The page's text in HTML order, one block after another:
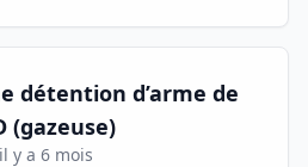
détention d’arme de
(gazeuse)
y a 6 mois